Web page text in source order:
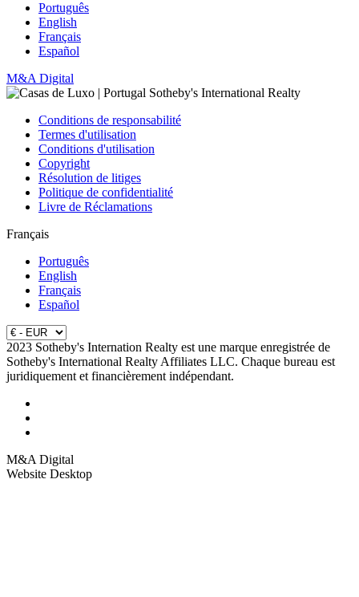
Português
English
Français
Español
M&A Digital
Conditions de responsabilité
Termes d'utilisation
Conditions d'utilisation
Copyright
Résolution de litiges
Politique de confidentialité
Livre de Réclamations
Français
Português
English
Français
Español
2023 Sotheby's Internation Realty est une marque enregistrée de
Sotheby's International Realty Affiliates LLC. Chaque bureau est
juridiquement et financièrement indépendant.
M&A Digital
Website Desktop